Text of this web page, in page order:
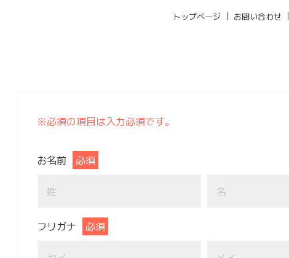
トップページ お問い合わせ
※必須の項目は入力必須です。
お名前 必須
フリガナ 必須